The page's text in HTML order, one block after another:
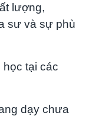
lượng,
sư và sự phù
tại các
dạy chưa